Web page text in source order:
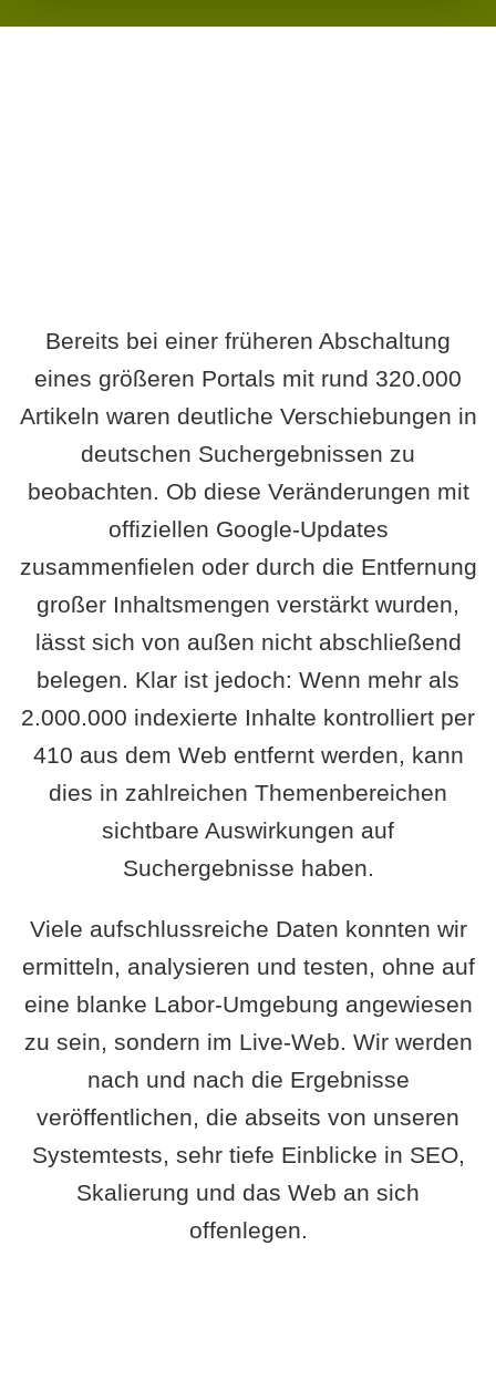
Bereits bei einer früheren Abschaltung
eines größeren Portals mit rund 320.000
Artikeln waren deutliche Verschiebungen in
deutschen Suchergebnissen zu
beobachten. Ob diese Veränderungen mit
offiziellen Google-Updates
zusammenfielen oder durch die Entfernung
großer Inhaltsmengen verstärkt wurden,
lässt sich von außen nicht abschließend
belegen. Klar ist jedoch: Wenn mehr als
2.000.000 indexierte Inhalte kontrolliert per
410 aus dem Web entfernt werden, kann
dies in zahlreichen Themenbereichen
sichtbare Auswirkungen auf
Suchergebnisse haben.
Viele aufschlussreiche Daten konnten wir
ermitteln, analysieren und testen, ohne auf
eine blanke Labor-Umgebung angewiesen
zu sein, sondern im Live-Web. Wir werden
nach und nach die Ergebnisse
veröffentlichen, die abseits von unseren
Systemtests, sehr tiefe Einblicke in SEO,
Skalierung und das Web an sich
offenlegen.